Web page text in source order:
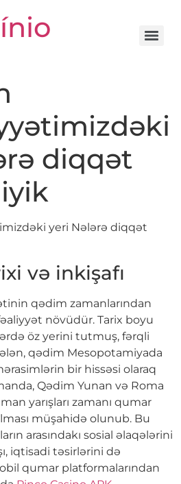
diqqət
yeri Nələrə diqqət
və inkişafı
qədim zamanlarından
növüdür. Tarix boyu
öz yerini tutmuş, fərqli
qədim Mesopotamiyada
bir hissəsi olaraq
Qədim Yunan və Roma
yarışları zamanı qumar
müşahidə olunub. Bu
arasındakı sosial əlaqələrini
iqtisadi təsirlərini də
qumar platformalarından